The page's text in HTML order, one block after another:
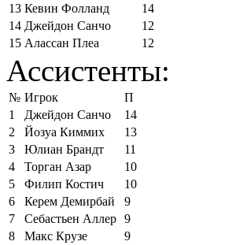
13 Кевин Фолланд
14
14 Джейдон Санчо
12
15 Алассан Плеа 12
Ассистенты:
№ Игрок
П
1
Джейдон Санчо
14
2
Йозуа Киммих
13
3
Юлиан Брандт
11
4
Торган Азар
10
5
Филип Костич
10
6
Керем Демирбай
9
7
Себастьен Аллер 9
8
Макс Крузе
9